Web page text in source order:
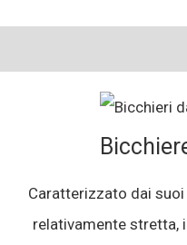
Caratterizzato dai
relativamente stretta,